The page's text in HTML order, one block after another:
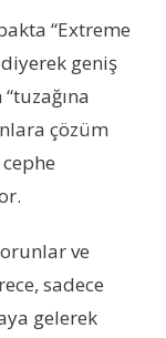
“Extreme
diyerek geniş
çözüm
ve
sadece
gelerek